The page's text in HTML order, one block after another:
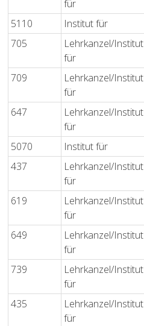
für
5110 Institut für
705
Lehrkanzel/Institut
für
709
Lehrkanzel/Institut
für
647
Lehrkanzel/Institut
für
5070 Institut für
437
Lehrkanzel/Institut
für
619
Lehrkanzel/Institut
für
649
Lehrkanzel/Institut
für
739
Lehrkanzel/Institut
für
435
Lehrkanzel/Institut
für